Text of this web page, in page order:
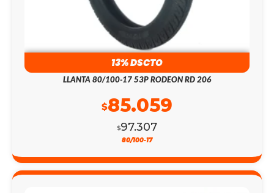
13% DSCTO
LLANTA 80/100-17 53P RODEON RD 206
$97.307
$85.059
80/100-17